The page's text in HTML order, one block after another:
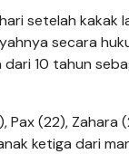
setelah kakak
secara
10 tahun
(22), Zahara
ketiga dari